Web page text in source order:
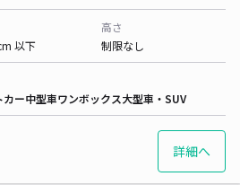
以下
高さ
制限なし
カー中型車ワンボックス大型車・SUV
詳細へ